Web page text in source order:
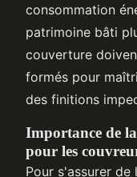
consommation
patrimoine bâti
couverture
formés pour
des finitions
Importance de
pour les
Pour s'assurer